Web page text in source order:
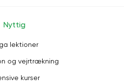
Nyttig
lektioner
og vejrtrækning
kurser